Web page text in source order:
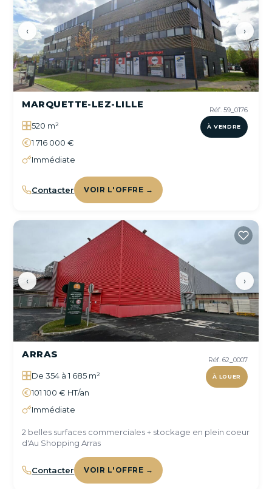
‹ ›
Réf. 59_0176
À VENDRE
MARQUETTE-LEZ-LILLE
520 m²
1 716 000 €
Immédiate
Contacter VOIR L'OFFRE →
‹ ›
Réf. 62_0007
À LOUER
ARRAS
De 354 à 1 685 m²
101 100 € HT/an
Immédiate
2 belles surfaces commerciales + stockage en plein coeur
d'Au Shopping Arras
Contacter VOIR L'OFFRE →